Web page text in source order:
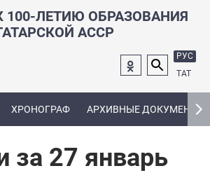
100-ЛЕТИЮ ОБРАЗОВАНИЯ
АССР
РУС
ТАТ
ХРОНОГРАФ АРХИВНЫЕ ДОКУМЕНТЫ
за 27 январь